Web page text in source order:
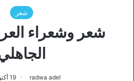
شعر
شعر وشعراء
radwa adel 19 أكتوبر، 2018